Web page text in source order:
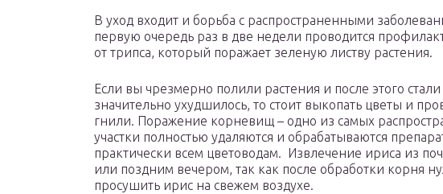
В уход входит и борьба с распространенными
первую очередь раз в две недели проводится
от трипса, который поражает зеленую листву растения.
Если вы чрезмерно полили растения и после этого стали
значительно ухудшилось, то стоит выкопать цветы и
гнили. Поражение корневищ – одно из самых
участки полностью удаляются и обрабатываются
практически всем цветоводам. Извлечение ириса из
или поздним вечером, так как после обработки корня
просушить ирис на свежем воздухе.